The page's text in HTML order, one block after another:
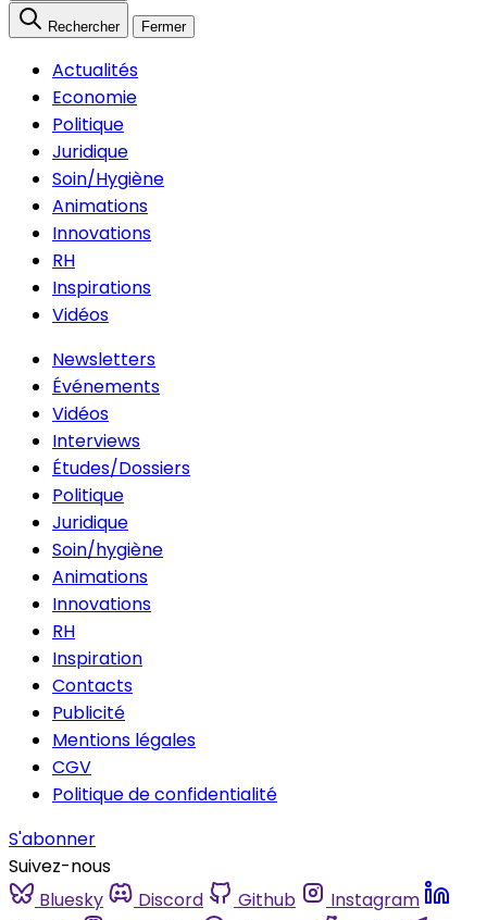
Rechercher Fermer
Actualités
Economie
Politique
Juridique
Soin/Hygiène
Animations
Innovations
RH
Inspirations
Vidéos
Newsletters
Événements
Vidéos
Interviews
Études/Dossiers
Politique
Juridique
Soin/hygiène
Animations
Innovations
RH
Inspiration
Contacts
Publicité
Mentions légales
CGV
Politique de confidentialité
S'abonner
Suivez-nous
Bluesky
Discord Github
Instagram